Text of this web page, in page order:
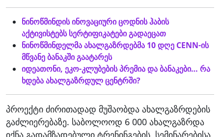
ნინოწმინდის ინოვაციური ცოდნის ჰაბის
აქტივისტებს სერტიფიკატები გადაეცათ
ნინოწმინდელმა ახალგაზრდებმა 10 დღე CENN-ის
მწვანე ბანაკში გაატარეს
იდეათონი, ეკო-კლუბების პრემია და ბანაკები… რა
ხდება ახალგაზრდულ ცენტრში?
პროექტი ძირითადად მუშაობდა ახალგაზრდების
გაძლიერებაზე. საბოლოოდ 6 000 ახალგაზრდა